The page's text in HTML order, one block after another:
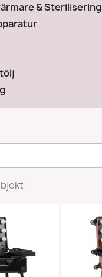
& Sterilisering